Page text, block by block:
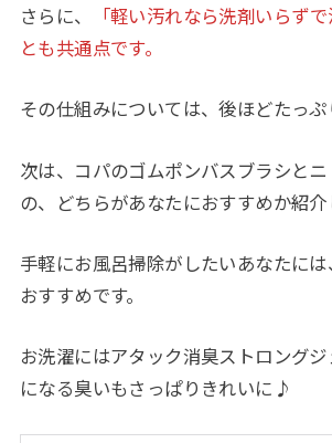
さらに、
「軽い汚れなら洗剤いらず
とも共通点です。
その仕組みについては、後ほどたっ
次は、コパのゴムポンバスブラシと
の、どちらがあなたにおすすめか紹介
手軽にお風呂掃除がしたいあなたに
おすすめです。
お洗濯にはアタック消臭ストロング
になる臭いもさっぱりきれいに♪